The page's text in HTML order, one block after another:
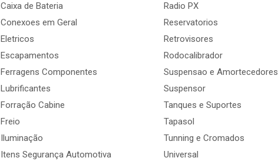
Caixa de Bateria
Conexoes em Geral
Eletricos
Escapamentos
Ferragens Componentes
Lubrificantes
Forração Cabine
Freio
Iluminação
Itens Segurança Automotiva
Radio PX
Reservatorios
Retrovisores
Rodocalibrador
Suspensao e Amortecedores
Suspensor
Tanques e Suportes
Tapasol
Tunning e Cromados
Universal